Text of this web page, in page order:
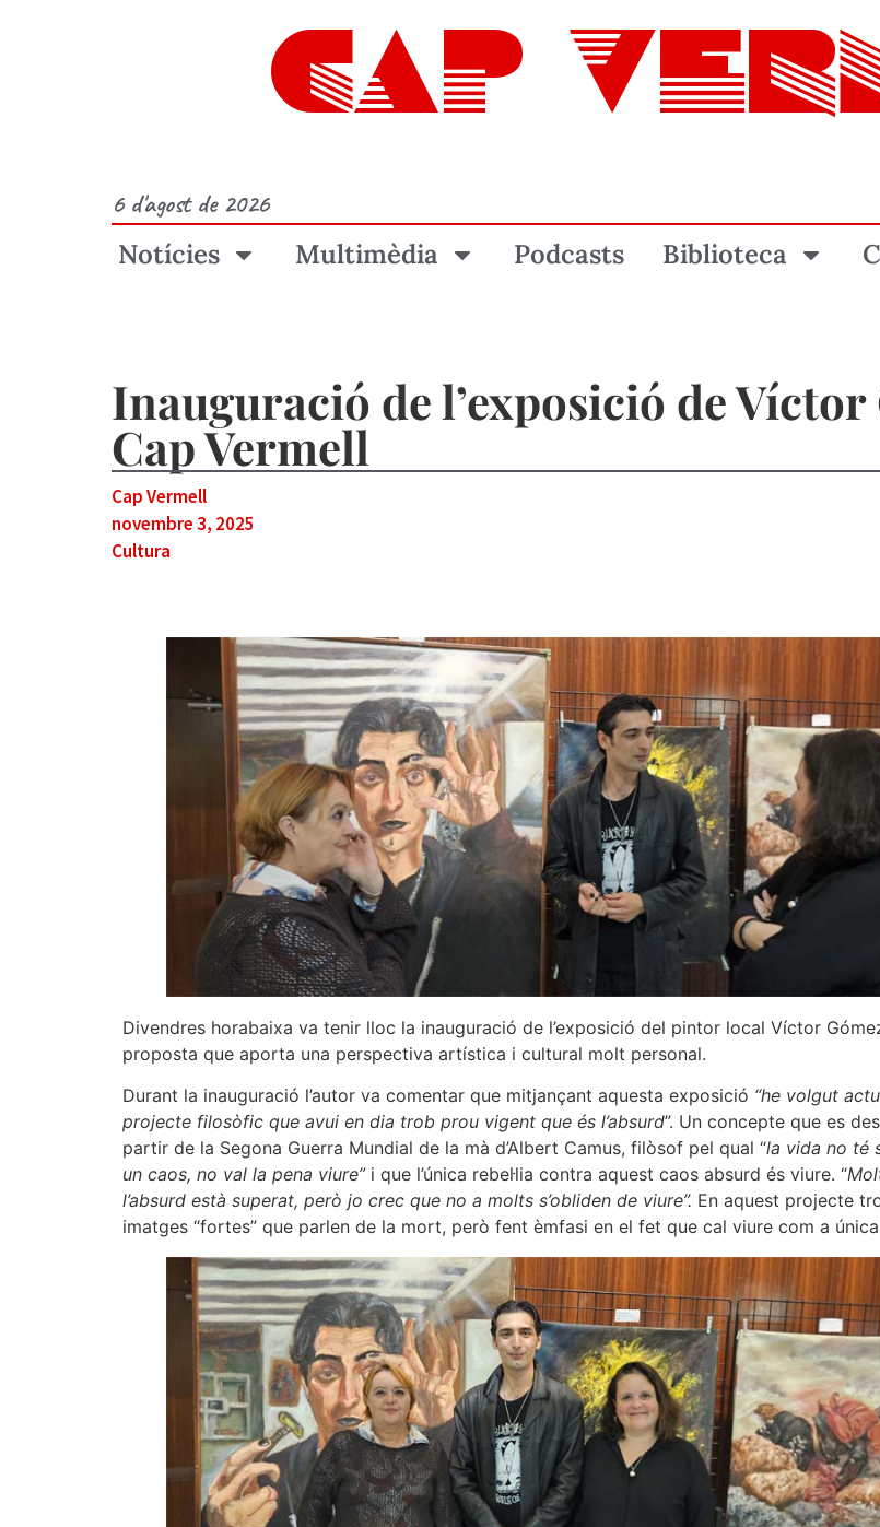
CAP
6 d'agost de 2026
Notícies Multimèdia Podcasts Biblioteca
Inauguració de l’exposició de
Cap Vermell
Cap Vermell
novembre 3, 2025
Cultura
Divendres horabaixa va tenir lloc la inauguració de l’exposició del pintor local Víctor
proposta que aporta una perspectiva artística i cultural molt personal.
Durant la inauguració l’autor va comentar que mitjançant aquesta exposició “he volgut
projecte filosòfic que avui en dia trob prou vigent que és l’absurd”. Un concepte que es
partir de la Segona Guerra Mundial de la mà d’Albert Camus, filòsof pel qual “la vida no té
un caos, no val la pena viure”i que l’única rebel·lia contra aquest caos absurd és viure. “
l’absurd està superat, però jo crec que no a molts s’obliden de viure”. En aquest projecte
imatges “fortes” que parlen de la mort, però fent èmfasi en el fet que cal viure com a única